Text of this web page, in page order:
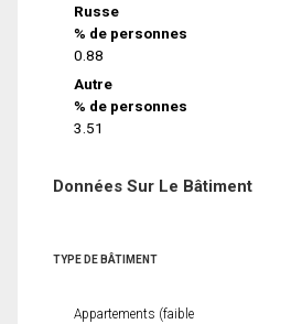
Russe
% de personnes
0.88
Autre
% de personnes
3.51
Données Sur Le Bâtiment
TYPE DE BÂTIMENT
Appartements (faible